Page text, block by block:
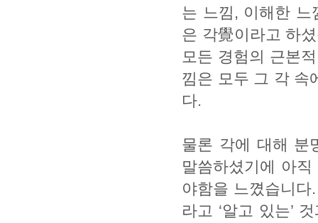
는 느낌, 이해한 느
은 각覺이라고 하
모든 경험의 근본
낌은 모두 그 각 속
다.
물론 각에 대해 분
말씀하셨기에 아
야함을 느꼈습니
라고 ‘알고 있는’